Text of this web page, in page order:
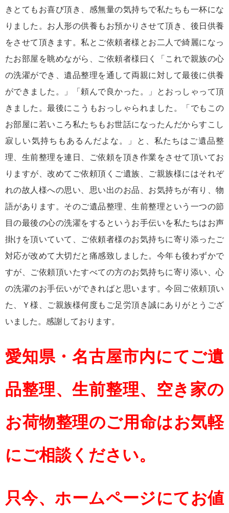
きとてもお喜び頂き、感無量の気持ちで私たちも一杯にな
りました。お人形の供養もお預かりさせて頂き、後日供養
をさせて頂きます。私とご依頼者様とお二人で綺麗になっ
たお部屋を眺めながら、ご依頼者様曰く「これで親族の心
の洗濯ができ、遺品整理を通して両親に対して最後に供養
ができました。」「頼んで良かった。」とおっしゃって頂
きました。最後にこうもおっしゃられました。「でもこの
お部屋に若いころ私たちもお世話になったんだからすこし
寂しい気持ちもあるんだよな。」と、私たちはご遺品整
理、生前整理を連日、ご依頼を頂き作業をさせて頂いてお
りますが、改めてご依頼頂くご遺族、ご親族様にはそれぞ
れの故人様への思い、思い出のお品、お気持ちが有り、物
語があります。そのご遺品整理、生前整理という一つの節
目の最後の心の洗濯をするというお手伝いを私たちはお声
掛けを頂いていて、ご依頼者様のお気持ちに寄り添ったご
対応が改めて大切だと痛感致しました。今年も後わずかで
すが、ご依頼頂いたすべての方のお気持ちに寄り添い、心
の洗濯のお手伝いができればと思います。今回ご依頼頂い
た、Ｙ様、ご親族様何度もご足労頂き誠にありがとうござ
いました。感謝しております。
愛知県・名古屋市内にてご遺
品整理、生前整理、空き家の
お荷物整理のご用命はお気軽
にご相談ください。
只今、ホームページにてお値